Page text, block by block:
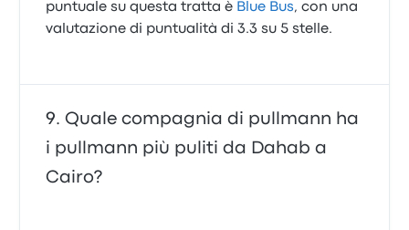
puntuale su questa tratta è Blue Bus, con una
valutazione di puntualità di 3.3 su 5 stelle.
Quale compagnia di pullmann ha
i pullmann più puliti da Dahab a
Cairo?